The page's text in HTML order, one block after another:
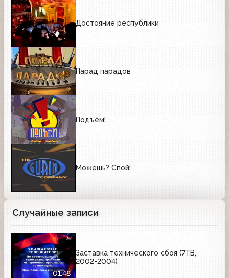
Достояние республики
Парад парадов
Подъём!
Можешь? Спой!
Случайные записи
01:48
Заставка технического сбоя (7ТВ,
2002-2004)